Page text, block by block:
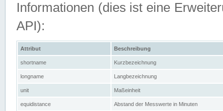
Informationen (dies ist eine
API):
Attribut Beschreibung
shortname Kurzbezeichnung
longname Langbezeichnung
unit Maßeinheit
equidistance Abstand der Messwerte in Minuten